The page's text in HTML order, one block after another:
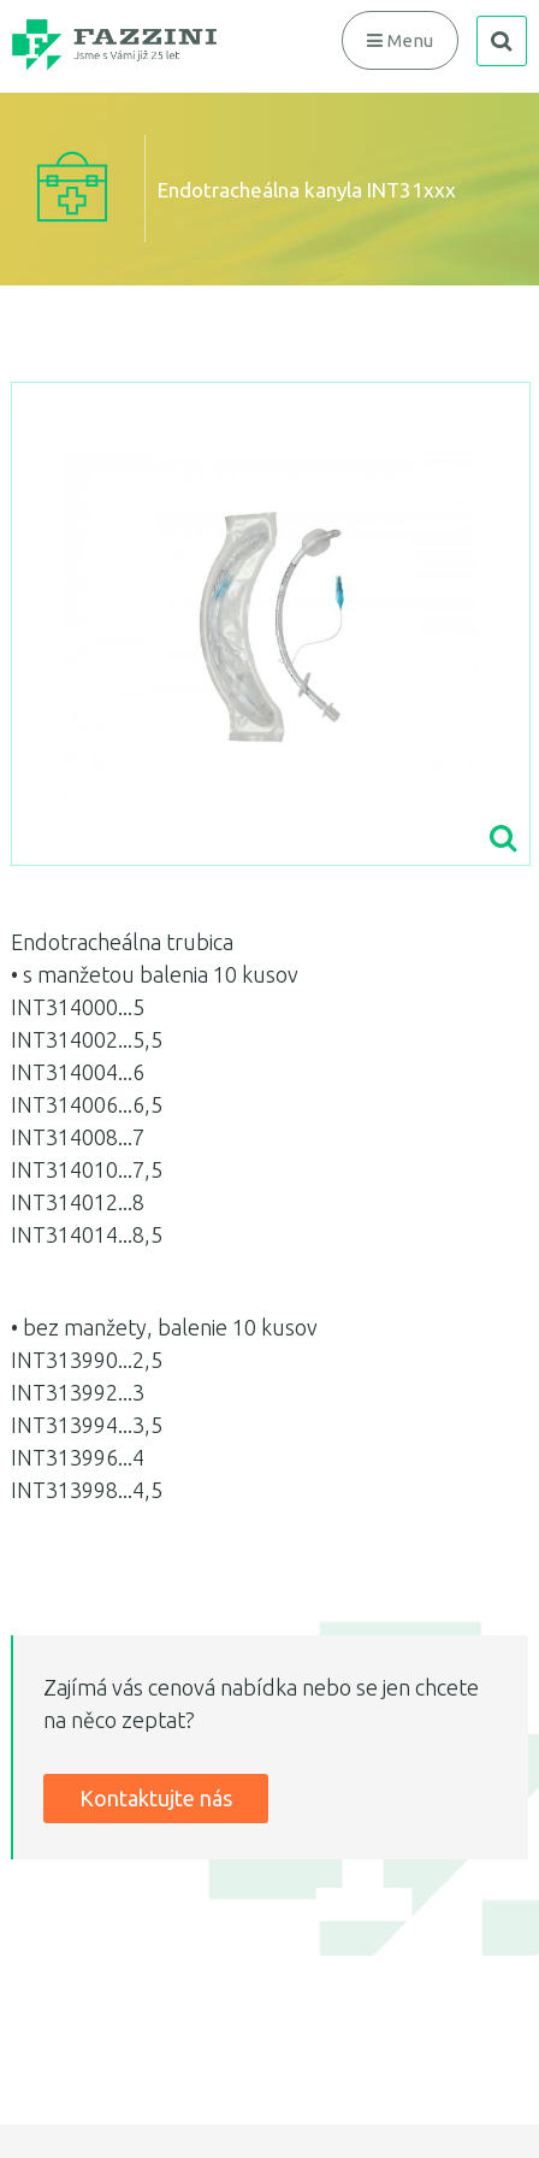
Menu
Endotracheálna kanyla INT31xxx
Endotracheálna trubica
• s manžetou balenia 10 kusov
INT314000...5
INT314002...5,5
INT314004...6
INT314006...6,5
INT314008...7
INT314010...7,5
INT314012...8
INT314014...8,5
• bez manžety, balenie 10 kusov
INT313990...2,5
INT313992...3
INT313994...3,5
INT313996...4
INT313998...4,5
Zajímá vás cenová nabídka nebo se jen chcete
na něco zeptat?
Kontaktujte nás